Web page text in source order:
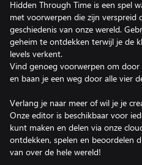
Hidden Through Time is een spel
met voorwerpen die zijn verspreid
geschiedenis van onze wereld.
geheim te ontdekken terwijl je de
levels verkent.
Vind genoeg voorwerpen om
en baan je een weg door alle vier
Verlang je naar meer of wil je je
Onze editor is beschikbaar voor
kunt maken en delen via onze
ontdekken, spelen en beoordelen
van over de hele wereld!